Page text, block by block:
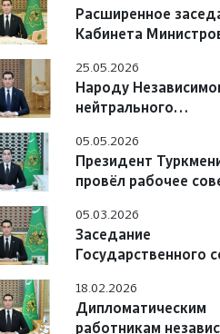
Расширенное
Кабинета
25.05.2026
Народу
нейтрального
05.05.2026
Президент
провёл рабочее
05.03.2026
Заседание
Государственного
Туркменистана
18.02.2026
Дипломатическим
работникам